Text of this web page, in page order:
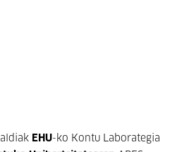
EHU-ko Kontu Laborategia